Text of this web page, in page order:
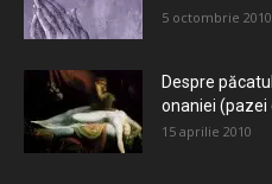
5 octombrie 2010
Despre
onaniei (pazei
15 aprilie 2010